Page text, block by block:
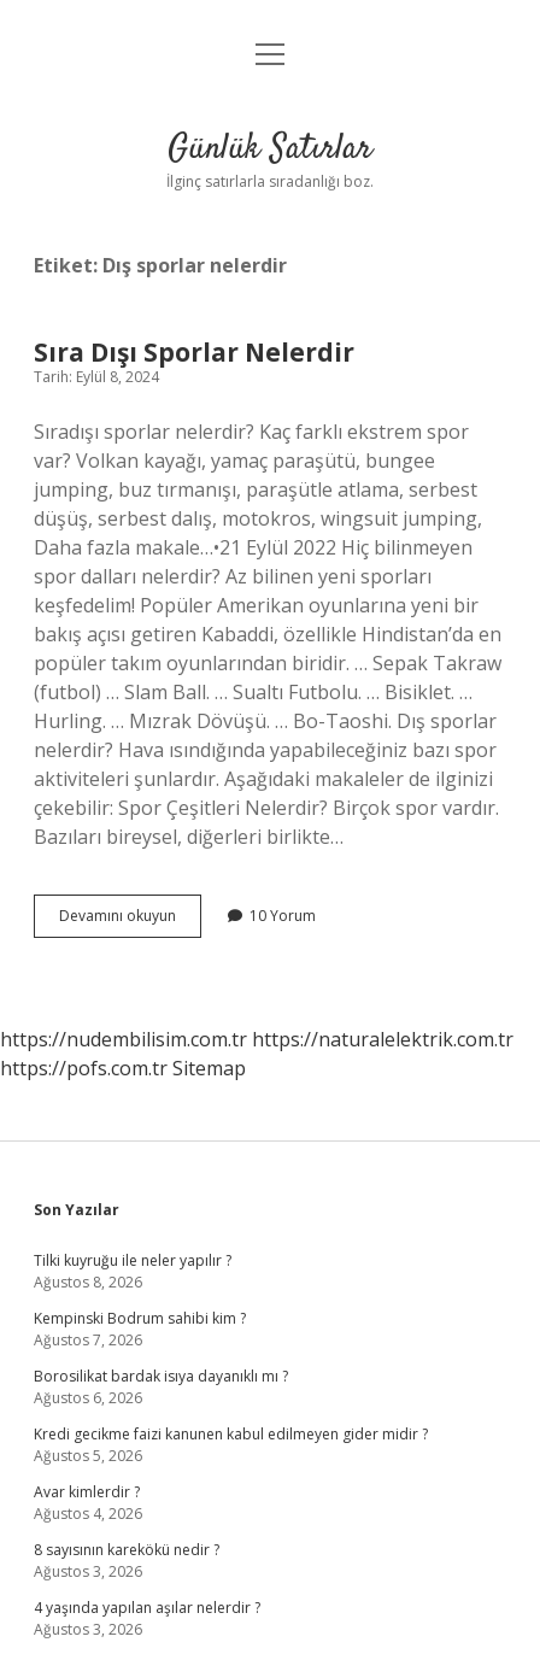
Anasayfa
Yasal Uyarı
menüyü
Günlük Satırlar
İlginç satırlarla sıradanlığı boz.
Etiket: Dış sporlar nelerdir
Sıra Dışı Sporlar Nelerdir
Tarih: Eylül 8, 2024
Sıradışı sporlar nelerdir? Kaç farklı ekstrem spor
var? Volkan kayağı, yamaç paraşütü, bungee
jumping, buz tırmanışı, paraşütle atlama, serbest
düşüş, serbest dalış, motokros, wingsuit jumping,
Daha fazla makale…•21 Eylül 2022 Hiç bilinmeyen
spor dalları nelerdir? Az bilinen yeni sporları
keşfedelim! Popüler Amerikan oyunlarına yeni bir
bakış açısı getiren Kabaddi, özellikle Hindistan’da en
popüler takım oyunlarından biridir. … Sepak Takraw
(futbol) … Slam Ball. … Sualtı Futbolu. … Bisiklet. …
Hurling. … Mızrak Dövüşü. … Bo-Taoshi. Dış sporlar
nelerdir? Hava ısındığında yapabileceğiniz bazı spor
aktiviteleri şunlardır. Aşağıdaki makaleler de ilginizi
çekebilir: Spor Çeşitleri Nelerdir? Birçok spor vardır.
Bazıları bireysel, diğerleri birlikte…
Devamını okuyun
Dışı
10 Yorum
https://nudembilisim.com.tr https://naturalelektrik.com.tr
https://pofs.com.trSitemap
Sidebar
Son Yazılar
Tilki kuyruğu ile neler yapılır ?
Ağustos 8, 2026
Kempinski Bodrum sahibi kim ?
Ağustos 7, 2026
Borosilikat bardak isıya dayanıklı mı ?
Ağustos 6, 2026
Kredi gecikme faizi kanunen kabul edilmeyen gider midir ?
Ağustos 5, 2026
Avar kimlerdir ?
Ağustos 4, 2026
8 sayısının karekökü nedir ?
Ağustos 3, 2026
4 yaşında yapılan aşılar nelerdir ?
Ağustos 3, 2026